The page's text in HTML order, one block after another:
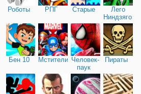
Роботы РПГ Старые
Лего
Ниндзяго
Бен 10 Мстители Человек-
паук
Пираты